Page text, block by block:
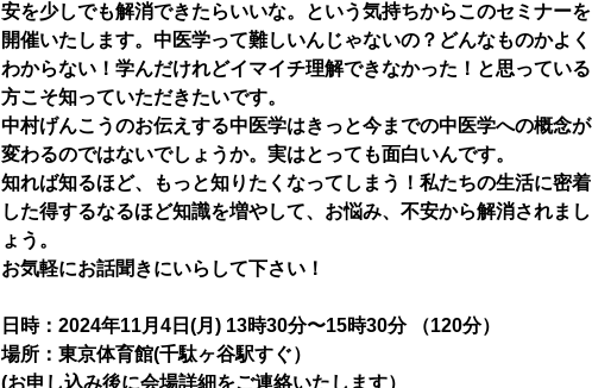
安を少しでも解消できたらいいな。という気持ちからこのセミナーを
開催いたします。中医学って難しいんじゃないの？どんなものかよく
わからない！学んだけれどイマイチ理解できなかった！と思っている
方こそ知っていただきたいです。
中村げんこうのお伝えする中医学はきっと今までの中医学への概念が
変わるのではないでしょうか。実はとっても面白いんです。
知れば知るほど、もっと知りたくなってしまう！私たちの生活に密着
した得するなるほど知識を増やして、お悩み、不安から解消されまし
ょう。
お気軽にお話聞きにいらして下さい！
日時：2024年11月4日(月) 13時30分〜15時30分 （120分）
場所：東京体育館(千駄ヶ谷駅すぐ）
(お申し込み後に会場詳細をご連絡いたします）